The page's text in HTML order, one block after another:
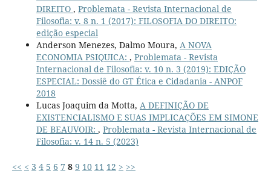
DIREITO , Problemata - Revista Internacional de
Filosofia: v. 8 n. 1 (2017): FILOSOFIA DO DIREITO:
edição especial
Anderson Menezes, Dalmo Moura, A NOVA
ECONOMIA PSIQUICA: , Problemata - Revista
Internacional de Filosofia: v. 10 n. 3 (2019): EDIÇÃO
ESPECIAL: Dossiê do GT Ética e Cidadania - ANPOF
2018
Lucas Joaquim da Motta, A DEFINIÇÃO DE
EXISTENCIALISMO E SUAS IMPLICAÇÕES EM SIMONE
DE BEAUVOIR: , Problemata - Revista Internacional de
Filosofia: v. 14 n. 5 (2023)
<< < 3 4 5 6 7 8 9 10 11 12 > >>